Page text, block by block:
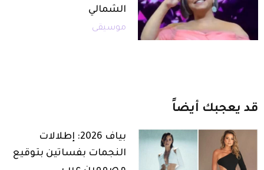
الشمالي
موسيقى
قد يعجبك أيضاً
بياف 2026: إطلالات
النجمات بفساتين بتوقيع